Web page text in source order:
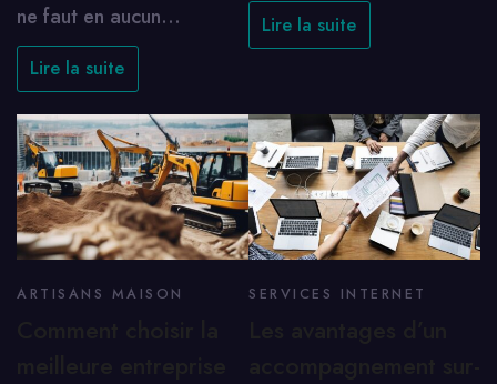
ne faut en aucun…
Lire la suite
Lire la suite
ARTISANS MAISON SERVICES INTERNET